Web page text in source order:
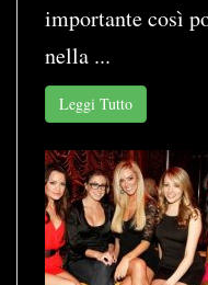
importante così
nella ...
Leggi Tutto